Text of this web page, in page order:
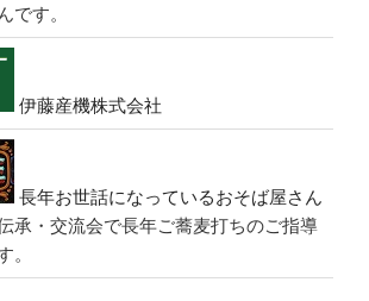
です。
伊藤産機株式会社
長年お世話になっているおそば屋さん
承・交流会で長年ご蕎麦打ちのご指導
。